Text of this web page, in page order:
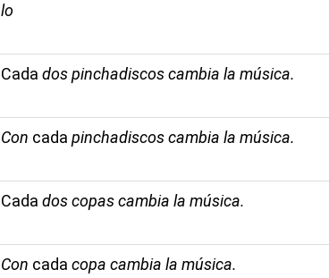
lo
Cada dos pinchadiscos cambia la música.
Con cada pinchadiscos cambia la música.
Cada dos copas cambia la música.
Con cada copa cambia la música.